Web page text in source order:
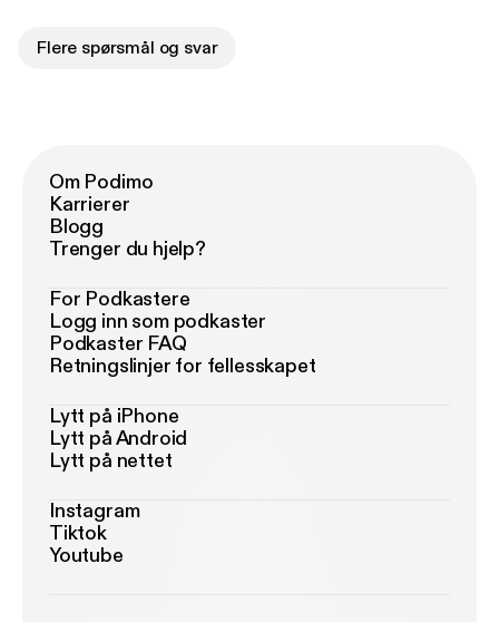
Flere spørsmål og svar
Om Podimo
Karrierer
Blogg
Trenger du hjelp?
For Podkastere
Logg inn som podkaster
Podkaster FAQ
Retningslinjer for fellesskapet
Lytt på iPhone
Lytt på Android
Lytt på nettet
Instagram
Tiktok
Youtube